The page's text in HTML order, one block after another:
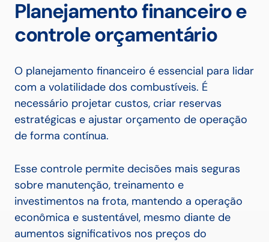
Planejamento financeiro e
controle orçamentário
O planejamento financeiro é essencial para lidar
com a volatilidade dos combustíveis. É
necessário projetar custos, criar reservas
estratégicas e ajustar orçamento de operação
de forma contínua.
Esse controle permite decisões mais seguras
sobre manutenção, treinamento e
investimentos na frota, mantendo a operação
econômica e sustentável, mesmo diante de
aumentos significativos nos preços do